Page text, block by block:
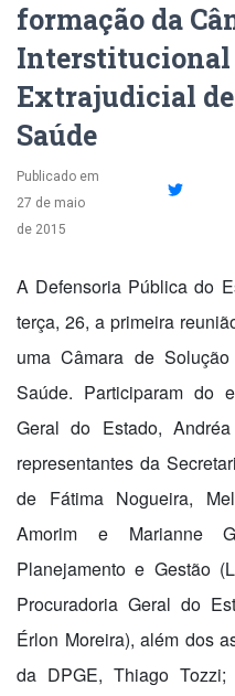
formação da
Interstitucional
Extrajudicial
Saúde
Publicado em
27 de maio
de 2015
A Defensoria Pública do
terça, 26, a primeira
uma Câmara de
Saúde. Participaram do
Geral do Estado,
representantes da
de Fátima Nogueira,
Amorim e Marianne
Planejamento e Gestão
Procuradoria Geral do
Érlon Moreira), além dos
da DPGE, Thiago